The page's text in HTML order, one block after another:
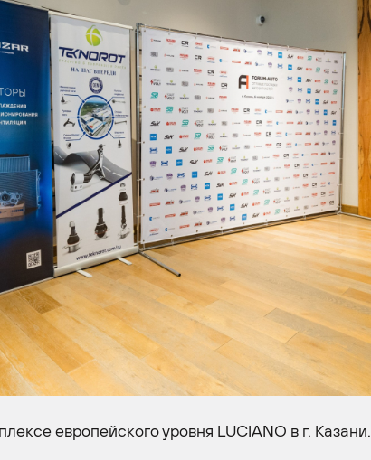
европейского уровня LUCIANO в г. Казани.